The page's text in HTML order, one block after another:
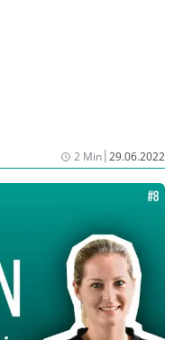
2 Min|29.06.2022